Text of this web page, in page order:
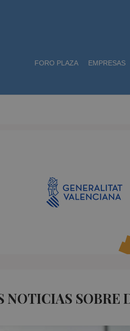
FORO PLAZA EMPRESAS
NOTICIAS SOBRE